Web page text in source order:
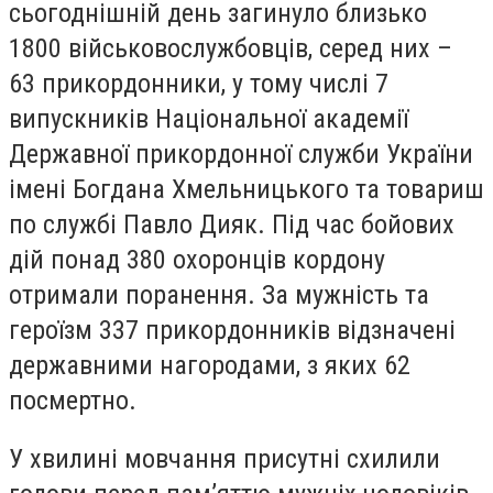
сьогоднішній день загинуло близько
1800 військовослужбовців, серед них –
63 прикордонники, у тому числі 7
випускників Національної академії
Державної прикордонної служби України
імені Богдана Хмельницького та товариш
по службі Павло Дияк. Під час бойових
дій понад 380 охоронців кордону
отримали поранення. За мужність та
героїзм 337 прикордонників відзначені
державними нагородами, з яких 62
посмертно.
У хвилині мовчання присутні схилили